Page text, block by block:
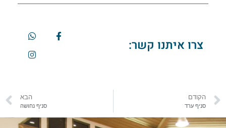
צרו איתנו קשר:
הקודם
סניף ערד
הבא
סניף נחושה